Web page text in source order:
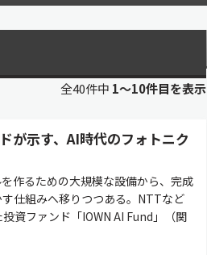
全40件中 1〜10件目を表示
が示す、AI時代のフォトニク
作るための大規模な設備から、完成
仕組みへ移りつつある。NTTなど
資ファンド「IOWN AI Fund」（関